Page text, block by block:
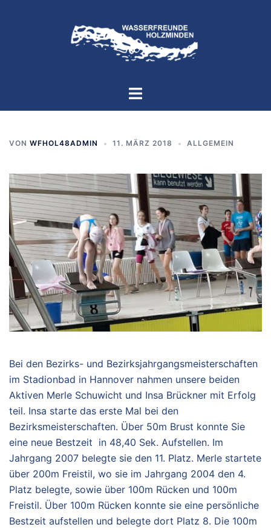
Menü
VON WFHOL48ADMIN 11. MÄRZ 2018 ALLGEMEIN
Bei den Bezirks- und Bezirksjahrgangsmeisterschaften
im Stadionbad in Hannover nahmen unsere beiden
Aktiven Merle Schuwicht und Insa Brückner mit Erfolg
teil. Insa starte das erste Mal bei den
Bezirksmeisterschaften. Über 50m Brust konnte Sie
eine neue Bestzeit in 48,40 Sek. Aufstellen. Im
Jahrgang 2007 belegte sie den 11. Platz. Merle startete
über 200m Freistil, wo sie im Jahrgang 2004 den 4.
Platz belegte, sowie über 100m Rücken und 100m
Freistil. Über 100m Rücken konnte sie eine persönliche
Bestzeit aufstellen und belegte dort Platz 8. Die 100m